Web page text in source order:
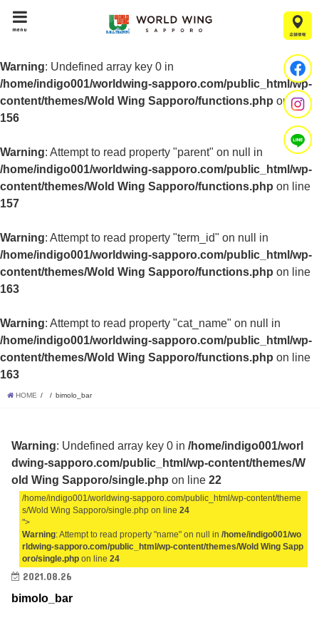
menu
Warning: Undefined array key 0 in
/home/indigo001/worldwing-sapporo.com/public_html/wp-
content/themes/Wold Wing Sapporo/functions.php on line
156
Warning: Attempt to read property "parent" on null in
/home/indigo001/worldwing-sapporo.com/public_html/wp-
content/themes/Wold Wing Sapporo/functions.php on line
157
Warning: Attempt to read property "term_id" on null in
/home/indigo001/worldwing-sapporo.com/public_html/wp-
content/themes/Wold Wing Sapporo/functions.php on line
163
Warning: Attempt to read property "cat_name" on null in
/home/indigo001/worldwing-sapporo.com/public_html/wp-
content/themes/Wold Wing Sapporo/functions.php on line
163
HOME bimolo_bar
Warning: Undefined array key 0 in/home/indigo001/worl
dwing-sapporo.com/public_html/wp-content/themes/W
old Wing Sapporo/single.php on line22
/home/indigo001/worldwing-sapporo.com/public_html/wp-content/theme
s/Wold Wing Sapporo/single.php on line24
">
Warning: Attempt to read property "name" on null in/home/indigo001/wo
rldwing-sapporo.com/public_html/wp-content/themes/Wold Wing Sapp
oro/single.php on line24
2021.08.26
bimolo_bar